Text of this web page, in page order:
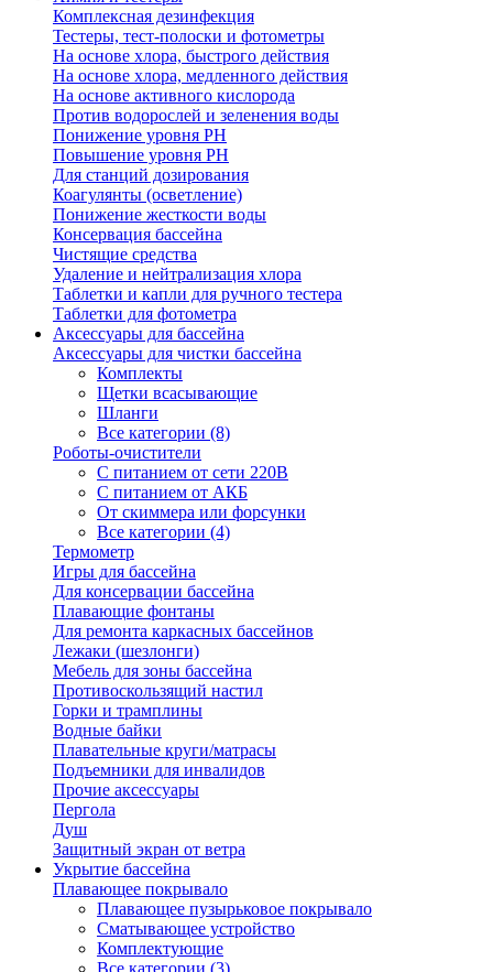
Комплексная дезинфекция
Тестеры, тест-полоски и фотометры
На основе хлора, быстрого действия
На основе хлора, медленного действия
На основе активного кислорода
Против водорослей и зеленения воды
Понижение уровня РН
Повышение уровня РН
Для станций дозирования
Коагулянты (осветление)
Понижение жесткости воды
Консервация бассейна
Чистящие средства
Удаление и нейтрализация хлора
Таблетки и капли для ручного тестера
Таблетки для фотометра
Аксессуары для бассейна
Аксессуары для чистки бассейна
Комплекты
Щетки всасывающие
Шланги
Все категории (8)
Роботы-очистители
С питанием от сети 220В
С питанием от АКБ
От скиммера или форсунки
Все категории (4)
Термометр
Игры для бассейна
Для консервации бассейна
Плавающие фонтаны
Для ремонта каркасных бассейнов
Лежаки (шезлонги)
Мебель для зоны бассейна
Противоскользящий настил
Горки и трамплины
Водные байки
Плавательные круги/матрасы
Подъемники для инвалидов
Прочие аксессуары
Пергола
Душ
Защитный экран от ветра
Укрытие бассейна
Плавающее покрывало
Плавающее пузырьковое покрывало
Сматывающее устройство
Комплектующие
Все категории (3)